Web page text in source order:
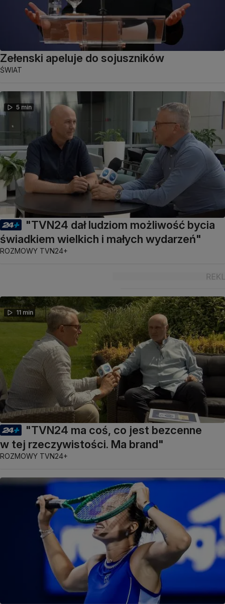
Zełenski apeluje do sojuszników
ŚWIAT
5 min
"TVN24 dał ludziom możliwość bycia
świadkiem wielkich i małych wydarzeń"
ROZMOWY TVN24+
11 min
"TVN24 ma coś, co jest bezcenne
w tej rzeczywistości. Ma brand"
ROZMOWY TVN24+